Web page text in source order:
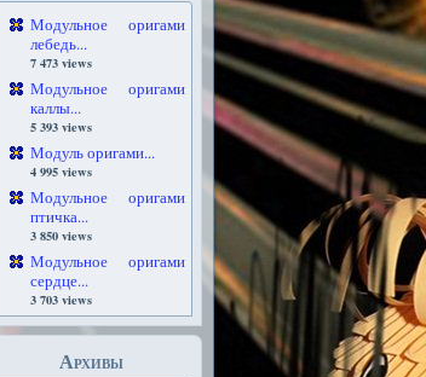
Модульное оригами
лебедь...
7 473 views
Модульное оригами
каллы...
5 393 views
Модуль оригами...
4 995 views
Модульное оригами
птичка...
3 850 views
Модульное оригами
сердце...
3 703 views
Архивы